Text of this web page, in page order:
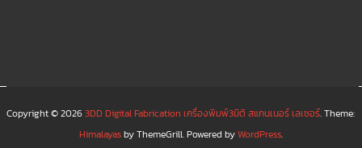
Copyright © 20263DD Digital Fabrication เครื่องพิมพ์3มิติ สแกนเนอร์ เลเซอร์. Theme:
Himalayasby ThemeGrill. Powered byWordPress.